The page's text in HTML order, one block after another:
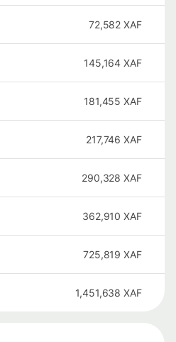
72,582 XAF
145,164 XAF
181,455 XAF
217,746 XAF
290,328 XAF
362,910 XAF
725,819 XAF
1,451,638 XAF